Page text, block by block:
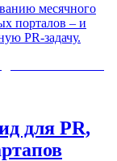
месячного
порталов – и
PR-задачу.
для PR,